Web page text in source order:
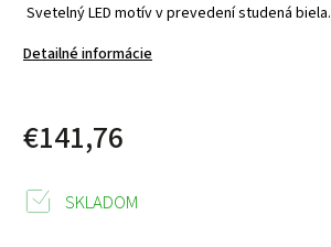
Svetelný LED motív v prevedení studená biela.
Detailné informácie
€141,76
SKLADOM